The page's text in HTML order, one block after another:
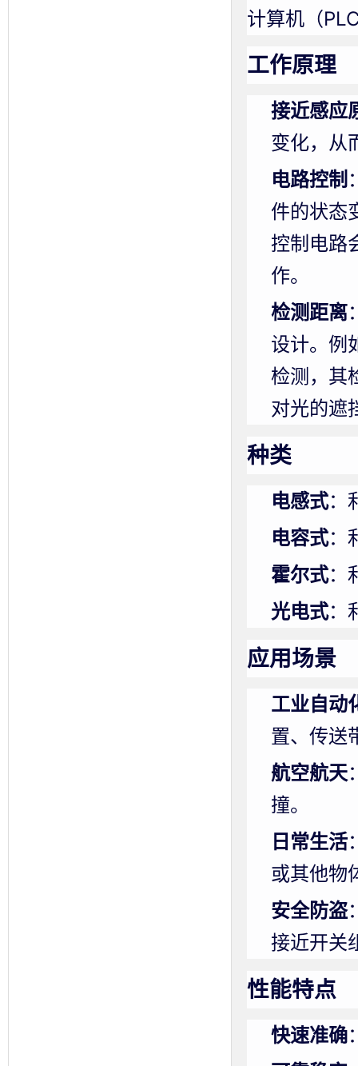
计算机（
工作原理
接近感应
变化，从
电路控制
件的状态
控制电路
作。
检测距离
设计。例
检测，其
对光的遮
种类
电感式：
电容式：
霍尔式：
光电式：
应用场景
工业自动
置、传送
航空航天
撞。
日常生活
或其他物
安全防盗
接近开关
性能特点
快速准确